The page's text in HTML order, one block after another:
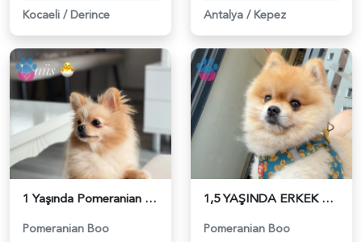
Kocaeli / Derince
Antalya / Kepez
1 Yaşında Pomeranian Boo Köpeğim Eş Arıyor - 118984346
Pomeranian Boo
1,5 YAŞINDA ERKEK BENZER SURAT EŞ ARIYORUZ - 118984329
Pomeranian Boo